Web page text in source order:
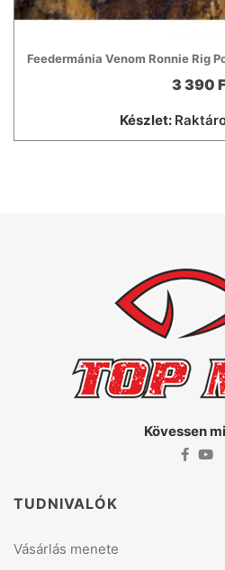
Feedermánia Venom Ronnie Rig
3 390
Készlet:
Kövessen
TUDNIVALÓK
Vásárlás menete